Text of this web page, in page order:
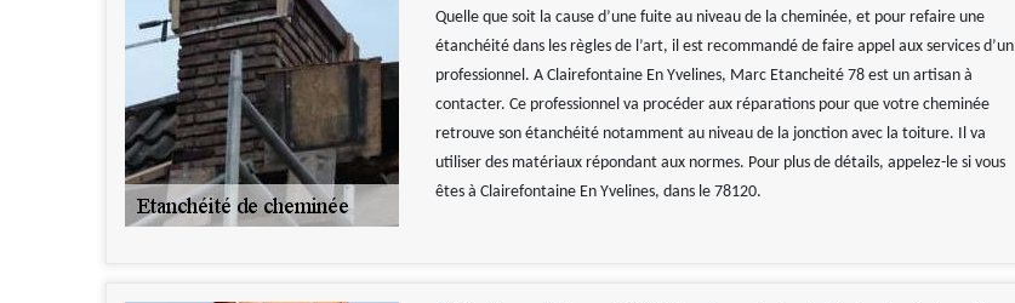
Quelle que soit la cause d’une fuite au niveau de la cheminée, et pour refaire une
étanchéité dans les règles de l’art, il est recommandé de faire appel aux services d’un
professionnel. A Clairefontaine En Yvelines, Marc Etancheité 78 est un artisan à
contacter. Ce professionnel va procéder aux réparations pour que votre cheminée
retrouve son étanchéité notamment au niveau de la jonction avec la toiture. Il va
utiliser des matériaux répondant aux normes. Pour plus de détails, appelez-le si vous
êtes à Clairefontaine En Yvelines, dans le 78120.